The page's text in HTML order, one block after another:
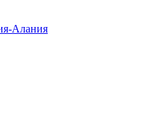
Алания